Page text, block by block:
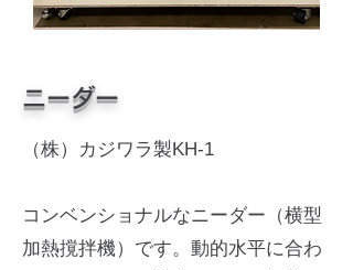
ニーダー
（株）カジワラ製KH-1
コンベンショナルなニーダー（横型
加熱撹拌機）です。動的水平に合わ